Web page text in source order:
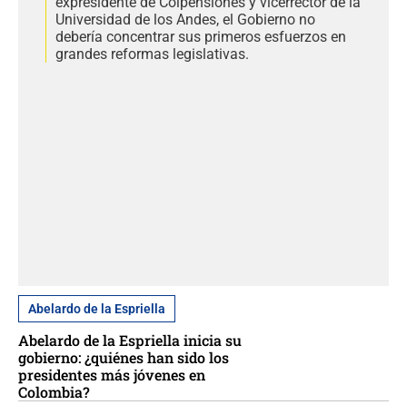
Universidad de los Andes, el Gobierno no
debería concentrar sus primeros esfuerzos en
grandes reformas legislativas.
Abelardo de la Espriella
Abelardo de la Espriella inicia su
gobierno: ¿quiénes han sido los
presidentes más jóvenes en
Colombia?